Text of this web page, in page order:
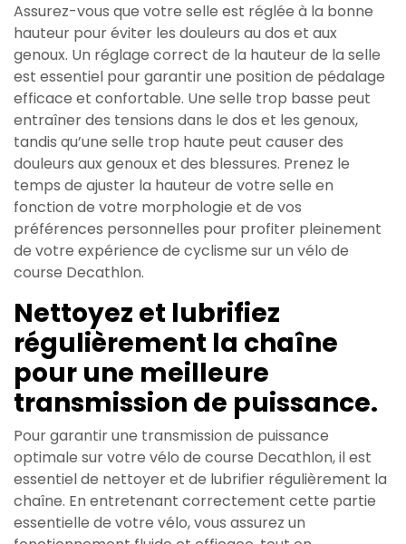
Assurez-vous que votre selle est réglée à la bonne
hauteur pour éviter les douleurs au dos et aux
genoux. Un réglage correct de la hauteur de la selle
est essentiel pour garantir une position de pédalage
efficace et confortable. Une selle trop basse peut
entraîner des tensions dans le dos et les genoux,
tandis qu’une selle trop haute peut causer des
douleurs aux genoux et des blessures. Prenez le
temps de ajuster la hauteur de votre selle en
fonction de votre morphologie et de vos
préférences personnelles pour profiter pleinement
de votre expérience de cyclisme sur un vélo de
course Decathlon.
Nettoyez et lubrifiez
régulièrement la chaîne
pour une meilleure
transmission de puissance.
Pour garantir une transmission de puissance
optimale sur votre vélo de course Decathlon, il est
essentiel de nettoyer et de lubrifier régulièrement la
chaîne. En entretenant correctement cette partie
essentielle de votre vélo, vous assurez un